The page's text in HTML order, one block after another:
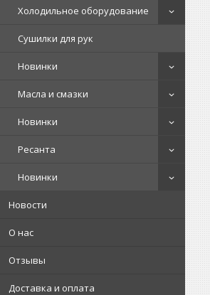
Холодильное оборудование
Сушилки для рук
Новинки
Масла и смазки
Новинки
Ресанта
Новинки
Новости
О нас
Отзывы
Доставка и оплата